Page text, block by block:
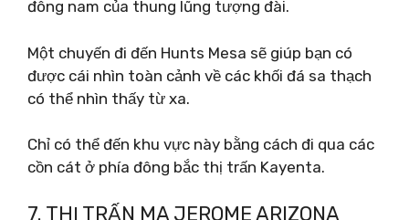
đông nam của thung lũng tượng đài.
Một chuyến đi đến Hunts Mesa sẽ giúp bạn có
được cái nhìn toàn cảnh về các khối đá sa thạch
có thể nhìn thấy từ xa.
Chỉ có thể đến khu vực này bằng cách đi qua các
cồn cát ở phía đông bắc thị trấn Kayenta.
7. THỊ TRẤN MA JEROME ARIZONA